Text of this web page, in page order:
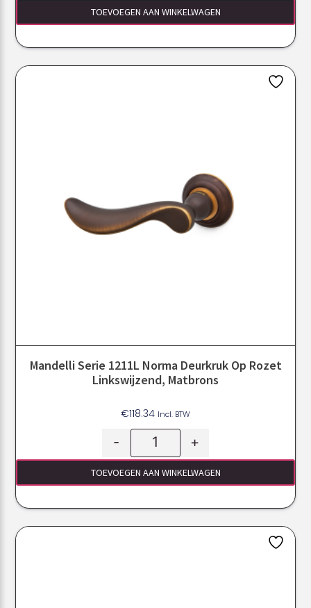
TOEVOEGEN AAN WINKELWAGEN
Mandelli Serie 1211L Norma Deurkruk Op Rozet
Linkswijzend, Matbrons
€118.34 Incl. BTW
- +
TOEVOEGEN AAN WINKELWAGEN